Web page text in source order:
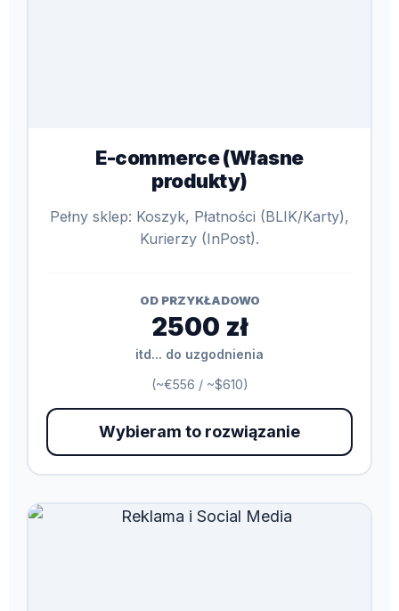
E-commerce (Własne
produkty)
Pełny sklep: Koszyk, Płatności (BLIK/Karty),
Kurierzy (InPost).
OD PRZYKŁADOWO
2500 zł
itd... do uzgodnienia
(~€556 / ~$610)
Wybieram to rozwiązanie